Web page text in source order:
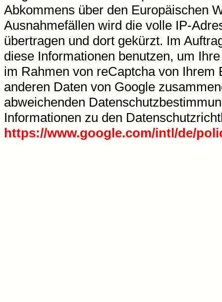
Abkommens über den Europäischen
Ausnahmefällen wird die volle IP-
übertragen und dort gekürzt. Im
diese Informationen benutzen, um
im Rahmen von reCaptcha von
anderen Daten von Google
abweichenden
Informationen zu den
https://www.google.com/intl/de/